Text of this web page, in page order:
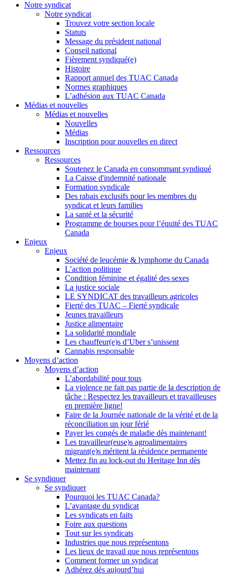
Notre syndicat
Notre syndicat
Trouvez votre section locale
Statuts
Message du président national
Conseil national
Fièrement syndiqué(e)
Histoire
Rapport annuel des TUAC Canada
Normes graphiques
L’adhésion aux TUAC Canada
Médias et nouvelles
Médias et nouvelles
Nouvelles
Médias
Inscription pour nouvelles en direct
Ressources
Ressources
Soutenez le Canada en consommant syndiqué
La Caisse d'indemnité nationale
Formation syndicale
Des rabais exclusifs pour les membres du
syndicat et leurs families
La santé et la sécurité
Programme de bourses pour l’équité des TUAC
Canada
Enjeux
Enjeux
Société de leucémie & lymphome du Canada
L’action politique
Condition féminine et égalité des sexes
La justice sociale
LE SYNDICAT des travailleurs agricoles
Fierté des TUAC – Fierté syndicale
Jeunes travailleurs
Justice alimentaire
La solidarité mondiale
Les chauffeur(e)s d’Uber s’unissent
Cannabis responsable
Moyens d’action
Moyens d’action
L’abordabilité pour tous
La violence ne fait pas partie de la description de
tâche : Respectez les travailleurs et travailleuses
en première ligne!
Faire de la Journée nationale de la vérité et de la
réconciliation un jour férié
Payer les congés de maladie dès maintenant!
Les travailleur(euse)s agroalimentaires
migrant(e)s méritent la résidence permanente
Mettez fin au lock-out du Heritage Inn dès
maintenant
Se syndiquer
Se syndiquer
Pourquoi les TUAC Canada?
L’avantage du syndicat
Les syndicats en faits
Foire aux questions
Tout sur les syndicats
Industries que nous représentons
Les lieux de travail que nous représentons
Comment former un syndicat
Adhérez dès aujourd’hui